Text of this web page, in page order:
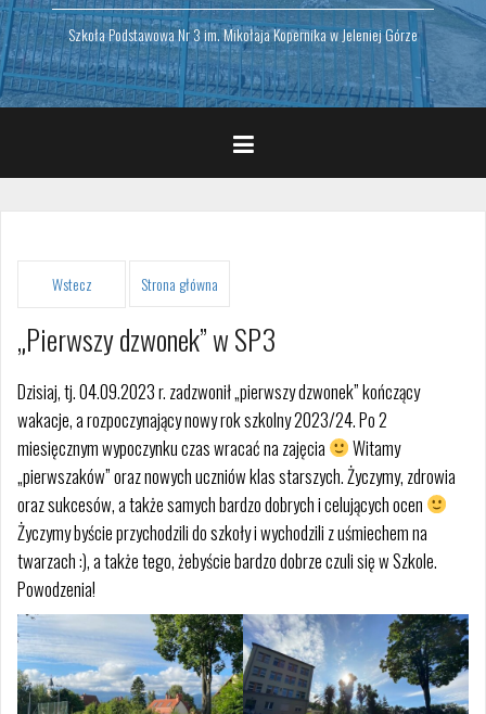
Szkoła Podstawowa Nr 3 im. Mikołaja Kopernika w Jeleniej Górze
Strona główna
„Pierwszy dzwonek” w SP3
Dzisiaj, tj. 04.09.2023 r. zadzwonił „pierwszy dzwonek” kończący
wakacje, a rozpoczynający nowy rok szkolny 2023/24. Po 2
miesięcznym wypoczynku czas wracać na zajęcia
Witamy
„pierwszaków” oraz nowych uczniów klas starszych. Życzymy, zdrowia
oraz sukcesów, a także samych bardzo dobrych i celujących ocen
Życzymy byście przychodzili do szkoły i wychodzili z uśmiechem na
twarzach :), a także tego, żebyście bardzo dobrze czuli się w Szkole.
Powodzenia!